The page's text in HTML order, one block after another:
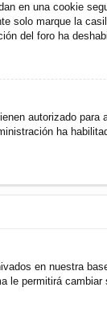
en una cookie
solo marque la
del foro ha
autorizado
ha
en nuestra
le permitirá cambiar